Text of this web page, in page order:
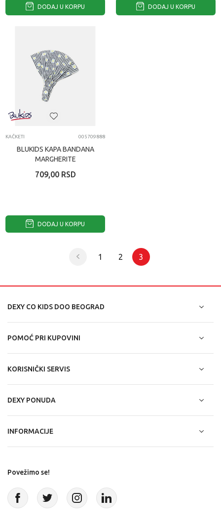
DODAJ U KORPU DODAJ U KORPU
KAČKETI 005709888
BLUKIDS KAPA BANDANA
MARGHERITE
709,00 RSD
DODAJ U KORPU
1 2 3
DEXY CO KIDS DOO BEOGRAD
POMOĆ PRI KUPOVINI
KORISNIČKI SERVIS
DEXY PONUDA
INFORMACIJE
Povežimo se!